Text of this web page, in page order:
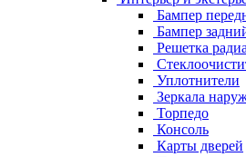
Бампер
Бампер
Решетка
Уплотнители
Зеркала
Торпедо
Консоль
Карты дверей